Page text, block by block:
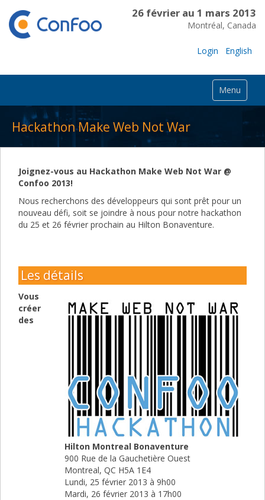
26 février au 1 mars 2013
Montréal, Canada
Login English
Menu
Hackathon Make Web Not War
Joignez-vous au Hackathon Make Web Not War @
Confoo 2013!
Nous recherchons des développeurs qui sont prêt pour un
nouveau défi, soit se joindre à nous pour notre hackathon
du 25 et 26 février prochain au Hilton Bonaventure.
Les détails
Hilton Montreal Bonaventure
900 Rue de la Gauchetière Ouest
Montreal, QC H5A 1E4
Lundi, 25 février 2013 à 9h00
Mardi, 26 février 2013 à 17h00
Vous
créer
des